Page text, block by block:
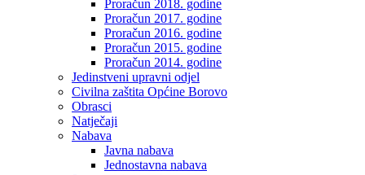
Proračun 2018. godine
Proračun 2017. godine
Proračun 2016. godine
Proračun 2015. godine
Proračun 2014. godine
Jedinstveni upravni odjel
Civilna zaštita Općine Borovo
Obrasci
Natječaji
Nabava
Javna nabava
Jednostavna nabava